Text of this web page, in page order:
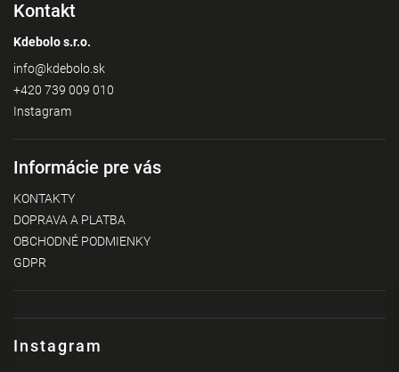
Instagram
Kontakt
Kdebolo s.r.o.
info@kdebolo.sk
+420 739 009 010
Instagram
Informácie pre vás
KONTAKTY
DOPRAVA A PLATBA
OBCHODNÉ PODMIENKY
GDPR